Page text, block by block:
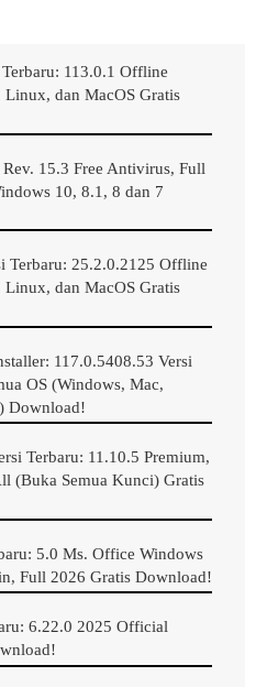
Pemakaian Software Download WinRAR
Gratis Untuk Windows Linux MacOS Dan
arsip dan perangkat lunak
Anda untuk
merupakan file
kata lain yaitu adalah file
113.0.1 Offline
dan MacOS Gratis
15.3 Free Antivirus, Full
10, 8.1, 8 dan 7
Terbaru: 25.2.0.2125 Offline
dan MacOS Gratis
117.0.5408.53 Versi
OS (Windows, Mac,
Download!
Terbaru: 11.10.5 Premium,
(Buka Semua Kunci) Gratis
5.0 Ms. Office Windows
Full 2026 Gratis Download!
6.22.0 2025 Official